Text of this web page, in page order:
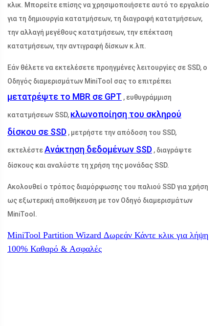
κλικ. Μπορείτε επίσης να χρησιμοποιήσετε αυτό το εργαλείο
για τη δημιουργία κατατμήσεων, τη διαγραφή κατατμήσεων,
την αλλαγή μεγέθους κατατμήσεων, την επέκταση
κατατμήσεων, την αντιγραφή δίσκων κ.λπ.
Εάν θέλετε να εκτελέσετε προηγμένες λειτουργίες σε SSD, ο
Οδηγός διαμερισμάτων MiniTool σας το επιτρέπει
μετατρέψτε το MBR σε GPT , ευθυγράμμιση
κατατμήσεων SSD, κλωνοποίηση του σκληρού
δίσκου σε SSD , μετρήστε την απόδοση του SSD,
εκτελέστεΑνάκτηση δεδομένων SSD , διαγράψτε
δίσκους και αναλύστε τη χρήση της μονάδας SSD.
Ακολουθεί ο τρόπος διαμόρφωσης του παλιού SSD για χρήση
ως εξωτερική αποθήκευση με τον Οδηγό διαμερισμάτων
MiniTool.
MiniTool Partition Wizard Δωρεάν Κάντε κλικ για λήψη
100% Καθαρό & Ασφαλές